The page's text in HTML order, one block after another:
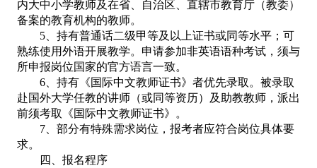
内大中小学教师及在省、自治区、直辖市教育厅（教委）
备案的教育机构的教师。
5、 持有普通话二级甲等及以上证书或同等水平；可
熟练使用外语开展教学。申请参加非英语语种考试，须与
所申报岗位国家的官方语言一致。
6、 持有《国际中文教师证书》者优先录取。被录取
赴国外大学任教的讲师（或同等资历）及助教教师，派出
前须考取《国际中文教师证书》。
7、 部分有特殊需求岗位，报考者应符合岗位具体要
求。
四、报名程序